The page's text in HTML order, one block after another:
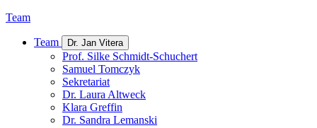
Team
Team Dr. Jan Vitera
Prof. Silke Schmidt-Schuchert
Samuel Tomczyk
Sekretariat
Dr. Laura Altweck
Klara Greffin
Dr. Sandra Lemanski